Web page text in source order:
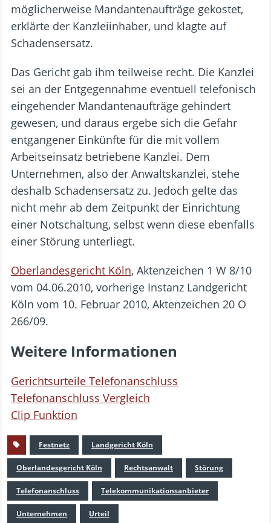
möglicherweise Mandantenaufträge gekostet,
erklärte der Kanzleiinhaber, und klagte auf
Schadensersatz.
Das Gericht gab ihm teilweise recht. Die Kanzlei
sei an der Entgegennahme eventuell telefonisch
eingehender Mandantenaufträge gehindert
gewesen, und daraus ergebe sich die Gefahr
entgangener Einkünfte für die mit vollem
Arbeitseinsatz betriebene Kanzlei. Dem
Unternehmen, also der Anwaltskanzlei, stehe
deshalb Schadensersatz zu. Jedoch gelte das
nicht mehr ab dem Zeitpunkt der Einrichtung
einer Notschaltung, selbst wenn diese ebenfalls
einer Störung unterliegt.
Oberlandesgericht Köln, Aktenzeichen 1 W 8/10
vom 04.06.2010, vorherige Instanz Landgericht
Köln vom 10. Februar 2010, Aktenzeichen 20 O
266/09.
Weitere Informationen
Gerichtsurteile Telefonanschluss
Telefonanschluss Vergleich
Clip Funktion
Festnetz Landgericht Köln
Oberlandesgericht Köln Rechtsanwalt Störung
Telefonanschluss Telekommunikationsanbieter
Unternehmen Urteil